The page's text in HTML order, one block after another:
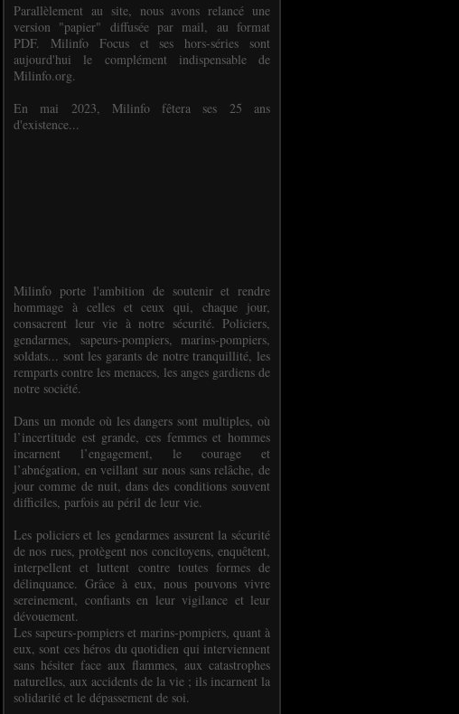
Parallèlement au site, nous avons relancé une
version "papier" diffusée par mail, au format
PDF. Milinfo Focus et ses hors-séries sont
aujourd'hui le complément indispensable de
Milinfo.org.
En mai 2023, Milinfo fêtera ses 25 ans
d'existence...
Milinfo porte l'ambition de soutenir et rendre
hommage à celles et ceux qui, chaque jour,
consacrent leur vie à notre sécurité. Policiers,
gendarmes, sapeurs-pompiers, marins-pompiers,
soldats... sont les garants de notre tranquillité, les
remparts contre les menaces, les anges gardiens de
notre société.
Dans un monde où les dangers sont multiples, où
l’incertitude est grande, ces femmes et hommes
incarnent l’engagement, le courage et
l’abnégation, en veillant sur nous sans relâche, de
jour comme de nuit, dans des conditions souvent
difficiles, parfois au péril de leur vie.
Les policiers et les gendarmes assurent la sécurité
de nos rues, protègent nos concitoyens, enquêtent,
interpellent et luttent contre toutes formes de
délinquance. Grâce à eux, nous pouvons vivre
sereinement, confiants en leur vigilance et leur
dévouement.
Les sapeurs-pompiers et marins-pompiers, quant à
eux, sont ces héros du quotidien qui interviennent
sans hésiter face aux flammes, aux catastrophes
naturelles, aux accidents de la vie ; ils incarnent la
solidarité et le dépassement de soi.